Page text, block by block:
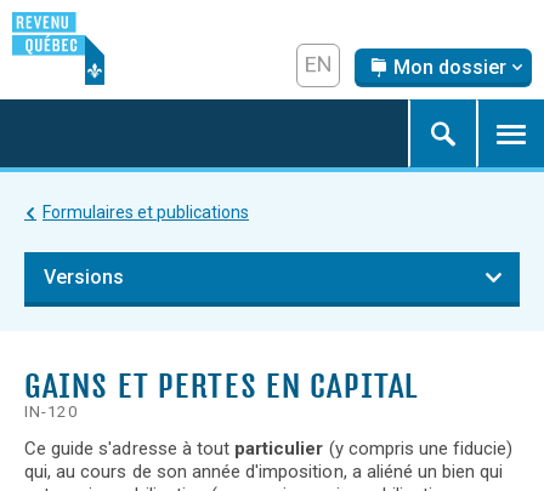
mondossier Mon dossier
menu2
Formulaires et publications
Versions
Versions précédentes
GAINS ET PERTES EN CAPITAL
IN-120
Ce guide s'adresse à tout particulier (y compris une fiducie)
qui, au cours de son année d'imposition, a aliéné un bien qui